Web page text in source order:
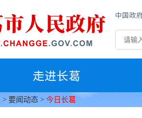
中国政
走进长葛
> 要闻动态 > 今日长葛